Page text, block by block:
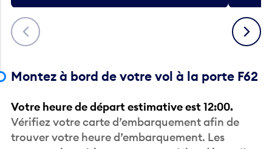
Précédent Suivant
Montez à bord de votre vol à la porte F62
Votre heure de départ estimative est 12:00.
Vérifiez votre carte d’embarquement afin de
trouver votre heure d’embarquement. Les